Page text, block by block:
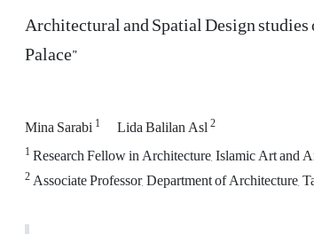
Architectural and Spatial Design
Palace”
Mina Sarabi1 Lida Balilan Asl2
1Research Fellow in Architecture, Islamic Art and
2Associate Professor, Department of Architecture,